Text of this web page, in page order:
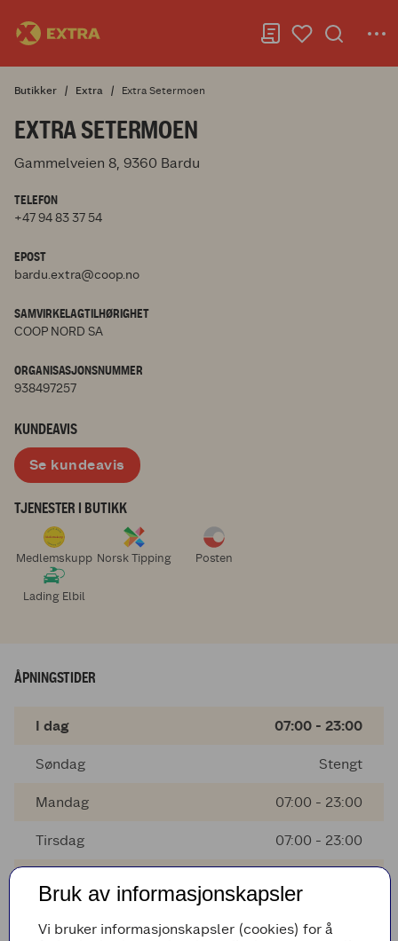
Butikker Extra Extra Setermoen
EXTRA SETERMOEN
Gammelveien 8, 9360 Bardu
TELEFON
+47 94 83 37 54
EPOST
bardu.extra@coop.no
SAMVIRKELAGTILHØRIGHET
COOP NORD SA
ORGANISASJONSNUMMER
938497257
KUNDEAVIS
Se kundeavis
TJENESTER I BUTIKK
Medlemskupp Norsk Tipping Posten
Lading Elbil
ÅPNINGSTIDER
I dag 07:00 - 23:00
Søndag Stengt
Mandag 07:00 - 23:00
Tirsdag 07:00 - 23:00
Bruk av informasjonskapsler
Vi bruker informasjonskapsler (cookies) for å